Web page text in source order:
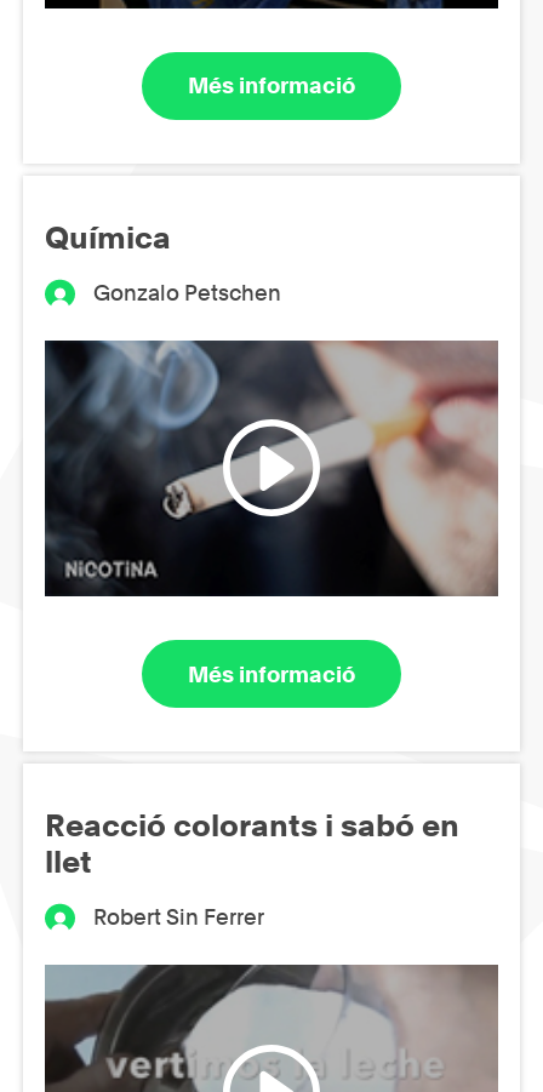
Més informació
Química
Gonzalo Petschen
Més informació
Reacció colorants i sabó en
llet
Robert Sin Ferrer